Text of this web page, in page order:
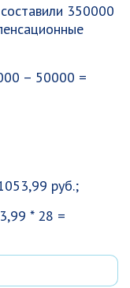
350000
– 50000 =
руб.;
* 28 =